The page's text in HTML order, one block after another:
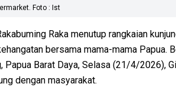
Foto : Ist
Raka menutup rangkaian
bersama mama-mama Papua.
Barat Daya, Selasa (21/4/2026),
dengan masyarakat.